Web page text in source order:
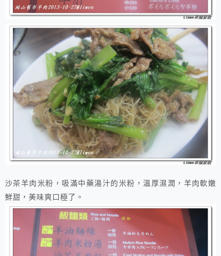
沙茶羊肉米粉，吸滿中藥湯汁的米粉，溫厚濕潤，羊肉軟嫩
鮮甜，美味爽口極了。